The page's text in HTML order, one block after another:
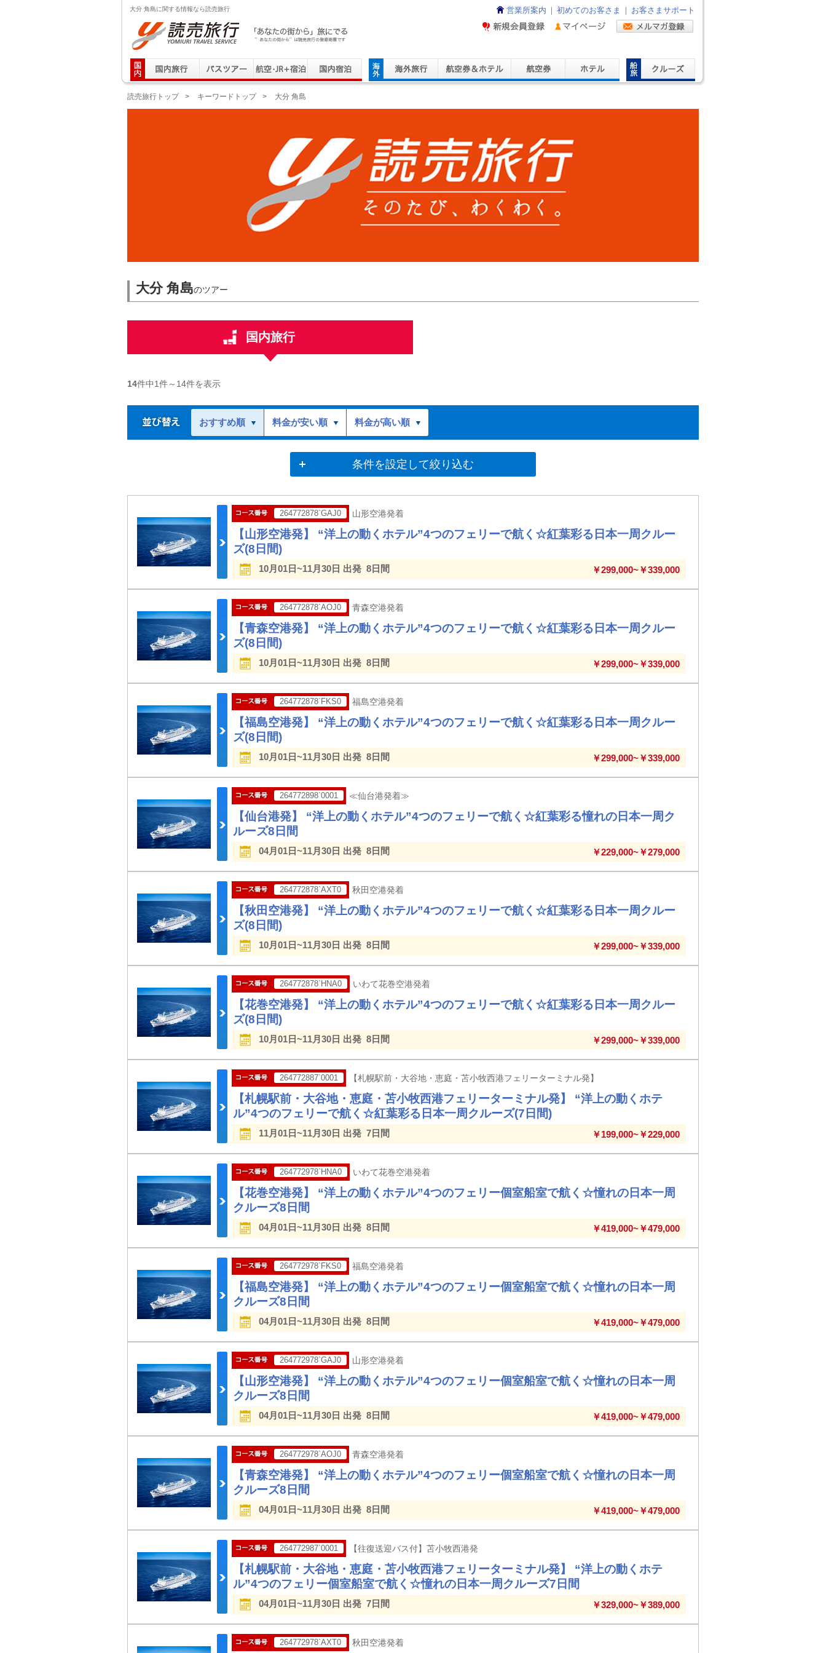
大分 角島に関する情報なら読売旅行
読売旅行 「あなたの街から」旅にでる｜Yomiuri Travel Service
営業所案内 初めてのお客さま お客さまサポート
読売旅行トップ > キーワードトップ > 大分 角島
大分 角島のツアー
国内旅行
14件中1件～ 14件を表示
おすすめ順 料金が安い順 料金が高い順
条件を設定して絞り込む
264772878`GAJ0 山形空港発着
【山形空港発】 “洋上の動くホテル”4つのフェリーで航く☆紅葉彩る日本一周クルー
ズ(8日間)
10月01日~11月30日 出発 8日間 ￥299,000~￥339,000
264772878`AOJ0 青森空港発着
【青森空港発】 “洋上の動くホテル”4つのフェリーで航く☆紅葉彩る日本一周クルー
ズ(8日間)
10月01日~11月30日 出発 8日間 ￥299,000~￥339,000
264772878`FKS0 福島空港発着
【福島空港発】 “洋上の動くホテル”4つのフェリーで航く☆紅葉彩る日本一周クルー
ズ(8日間)
10月01日~11月30日 出発 8日間 ￥299,000~￥339,000
264772898`0001 ≪仙台港発着≫
【仙台港発】 “洋上の動くホテル”4つのフェリーで航く☆紅葉彩る憧れの日本一周ク
ルーズ8日間
04月01日~11月30日 出発 8日間 ￥229,000~￥279,000
264772878`AXT0 秋田空港発着
【秋田空港発】 “洋上の動くホテル”4つのフェリーで航く☆紅葉彩る日本一周クルー
ズ(8日間)
10月01日~11月30日 出発 8日間 ￥299,000~￥339,000
264772878`HNA0 いわて花巻空港発着
【花巻空港発】 “洋上の動くホテル”4つのフェリーで航く☆紅葉彩る日本一周クルー
ズ(8日間)
10月01日~11月30日 出発 8日間 ￥299,000~￥339,000
264772887`0001 【札幌駅前・大谷地・恵庭・苫小牧西港フェリーターミナル発】
【札幌駅前・大谷地・恵庭・苫小牧西港フェリーターミナル発】 “洋上の動くホテ
ル”4つのフェリーで航く☆紅葉彩る日本一周クルーズ(7日間)
11月01日~11月30日 出発 7日間 ￥199,000~￥229,000
264772978`HNA0 いわて花巻空港発着
【花巻空港発】 “洋上の動くホテル”4つのフェリー個室船室で航く☆憧れの日本一周
クルーズ8日間
04月01日~11月30日 出発 8日間 ￥419,000~￥479,000
264772978`FKS0 福島空港発着
【福島空港発】 “洋上の動くホテル”4つのフェリー個室船室で航く☆憧れの日本一周
クルーズ8日間
04月01日~11月30日 出発 8日間 ￥419,000~￥479,000
264772978`GAJ0 山形空港発着
【山形空港発】 “洋上の動くホテル”4つのフェリー個室船室で航く☆憧れの日本一周
クルーズ8日間
04月01日~11月30日 出発 8日間 ￥419,000~￥479,000
264772978`AOJ0 青森空港発着
【青森空港発】 “洋上の動くホテル”4つのフェリー個室船室で航く☆憧れの日本一周
クルーズ8日間
04月01日~11月30日 出発 8日間 ￥419,000~￥479,000
264772987`0001 【往復送迎バス付】苫小牧西港発
【札幌駅前・大谷地・恵庭・苫小牧西港フェリーターミナル発】 “洋上の動くホテ
ル”4つのフェリー個室船室で航く☆憧れの日本一周クルーズ7日間
04月01日~11月30日 出発 7日間 ￥329,000~￥389,000
264772978`AXT0 秋田空港発着